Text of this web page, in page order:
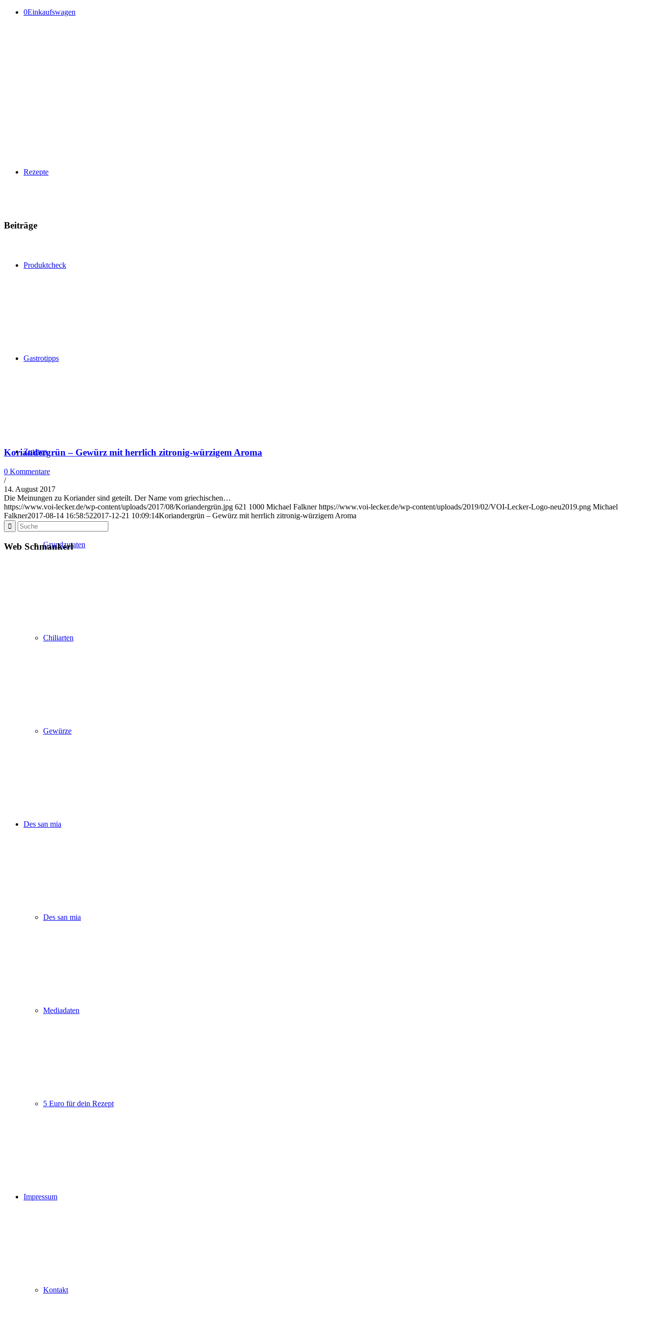
0Einkaufswagen
Rezepte
Produktcheck
Gastrotipps
Zutaten
Grundzutaten
Chiliarten
Gewürze
Des san mia
Des san mia
Mediadaten
5 Euro für dein Rezept
Impressum
Kontakt
Beiträge
Koriandergrün – Gewürz mit herrlich zitronig-würzigem Aroma
0 Kommentare
/
14. August 2017
Die Meinungen zu Koriander sind geteilt. Der Name vom griechischen…
https://www.voi-lecker.de/wp-content/uploads/2017/08/Koriandergrün.jpg 621 1000 Michael Falkner https://www.voi-lecker.de/wp-content/uploads/2019/02/VOI-Lecker-Logo-neu2019.png Michael
Falkner2017-08-14 16:58:522017-12-21 10:09:14Koriandergrün – Gewürz mit herrlich zitronig-würzigem Aroma
Web Schmankerl